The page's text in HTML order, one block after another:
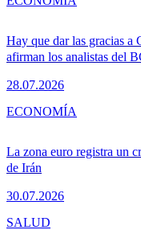
Hay que dar las gracias a
afirman los analistas del
28.07.2026
La zona euro registra un
de Irán
30.07.2026
ECONOMÍA
SALUD